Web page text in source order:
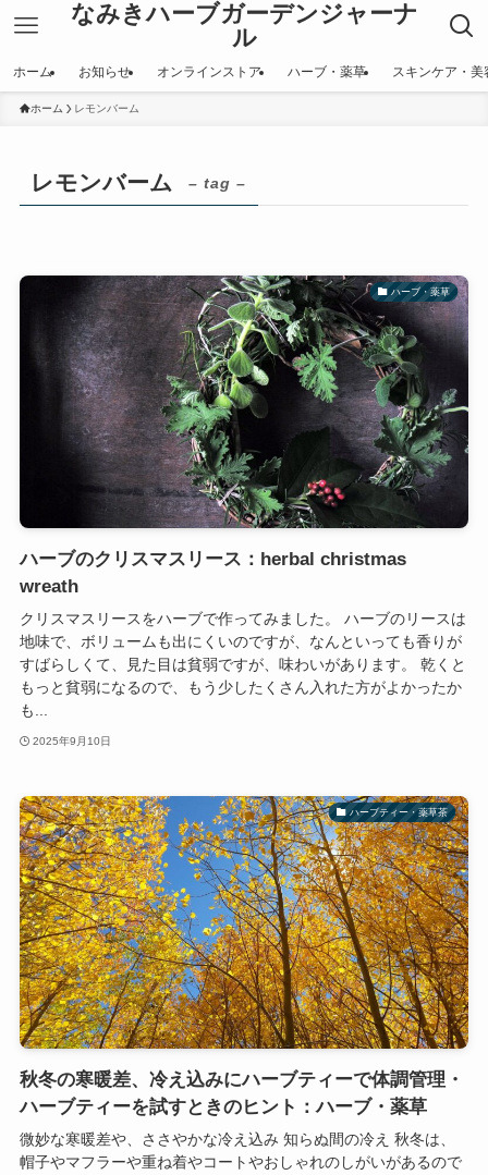
なみきハーブガーデンジャーナ
ル
ホーム お知らせ オンラインストア ハーブ・薬草 スキンケア・美
ホーム レモンバーム
レモンバーム – tag –
ハーブ・薬草
ハーブのクリスマスリース：herbal christmas
wreath
クリスマスリースをハーブで作ってみました。 ハーブのリースは
地味で、ボリュームも出にくいのですが、なんといっても香りが
すばらしくて、見た目は貧弱ですが、味わいがあります。 乾くと
もっと貧弱になるので、もう少したくさん入れた方がよかったか
も...
2025年9月10日
ハーブティー・薬草茶
秋冬の寒暖差、冷え込みにハーブティーで体調管理・
ハーブティーを試すときのヒント：ハーブ・薬草
微妙な寒暖差や、ささやかな冷え込み 知らぬ間の冷え 秋冬は、
帽子やマフラーや重ね着やコートやおしゃれのしがいがあるので